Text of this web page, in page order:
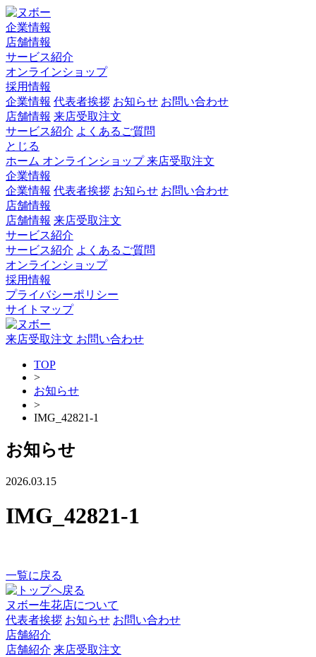
企業情報
店舗情報
サービス紹介
オンラインショップ
採用情報
企業情報 代表者挨拶 お知らせ お問い合わせ
店舗情報 来店受取注文
サービス紹介 よくあるご質問
とじる
ホーム オンラインショップ来店受取注文
企業情報
企業情報 代表者挨拶 お知らせ お問い合わせ
店舗情報
店舗情報 来店受取注文
サービス紹介
サービス紹介 よくあるご質問
オンラインショップ
採用情報
プライバシーポリシー
サイトマップ
来店受取注文 お問い合わせ
TOP
>
お知らせ
>
IMG_42821-1
お知らせ
2026.03.15
IMG_42821-1
一覧に戻る
ヌボー生花店について
代表者挨拶 お知らせ お問い合わせ
店舗紹介
店舗紹介 来店受取注文